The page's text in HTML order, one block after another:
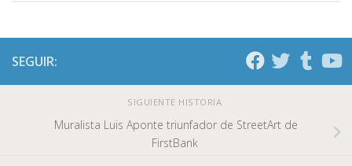
SEGUIR:
SIGUIENTE HISTORIA
Muralista Luis Aponte triunfador de StreetArt de
FirstBank